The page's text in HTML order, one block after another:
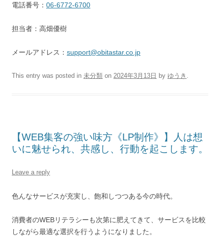
電話番号： 06-6772-6700
担当者：高畑優樹
メールアドレス： support@obitastar.co.jp
This entry was posted in 未分類 on 2024年3月13日 by ゆうき
【WEB集客の強い味方《LP制作》】人は想
いに魅せられ、共感し、行動を起こします。
Leave a reply
色んなサービスが充実し、飽和しつつある今の時代。
消費者のWEBリテラシーも次第に肥えてきて、サービスを比較
しながら最適な選択を行うようになりました。